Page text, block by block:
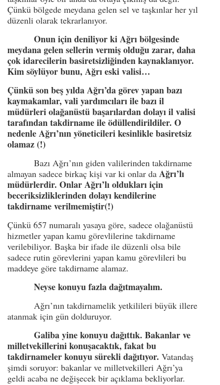
Çünkü bölgede meydana gelen sel ve taşkınlar her yıl
düzenli olarak tekrarlanıyor.
Onun için deniliyor ki Ağrı bölgesinde
meydana gelen sellerin vermiş olduğu zarar, daha
çok idarecilerin basiretsizliğinden kaynaklanıyor.
Kim söylüyor bunu, Ağrı eski valisi…
Çünkü son beş yılda Ağrı’da görev yapan bazı
kaymakamlar, vali yardımcıları ile bazı il
müdürleri olağanüstü başarılardan dolayı il valisi
tarafından takdirname ile ödüllendirildiler. O
nedenle Ağrı’nın yöneticileri kesinlikle basiretsiz
olamaz (!)
Bazı Ağrı’nın giden valilerinden takdirname
almayan sadece birkaç kişi var ki onlar da Ağrı’lı
müdürlerdir. Onlar Ağrı’lı oldukları için
beceriksizliklerinden dolayı kendilerine
takdirname verilmemiştir(!)
Çünkü 657 numaralı yasaya göre, sadece olağanüstü
hizmetler yapan kamu görevlilerine takdirname
verilebiliyor. Başka bir ifade ile düzenli olsa bile
sadece rutin görevlerini yapan kamu görevlileri bu
maddeye göre takdirname alamaz.
Neyse konuyu fazla dağıtmayalım.
Ağrı’nın takdirnamelik yetkilileri büyük illere
atanmak için gün dolduruyor.
Galiba yine konuyu dağıttık. Bakanlar ve
milletvekillerini konuşacaktık, fakat bu
takdirnameler konuyu sürekli dağıtıyor. Vatandaş
şimdi soruyor: bakanlar ve milletvekilleri Ağrı’ya
geldi acaba ne değişecek bir açıklama bekliyorlar.